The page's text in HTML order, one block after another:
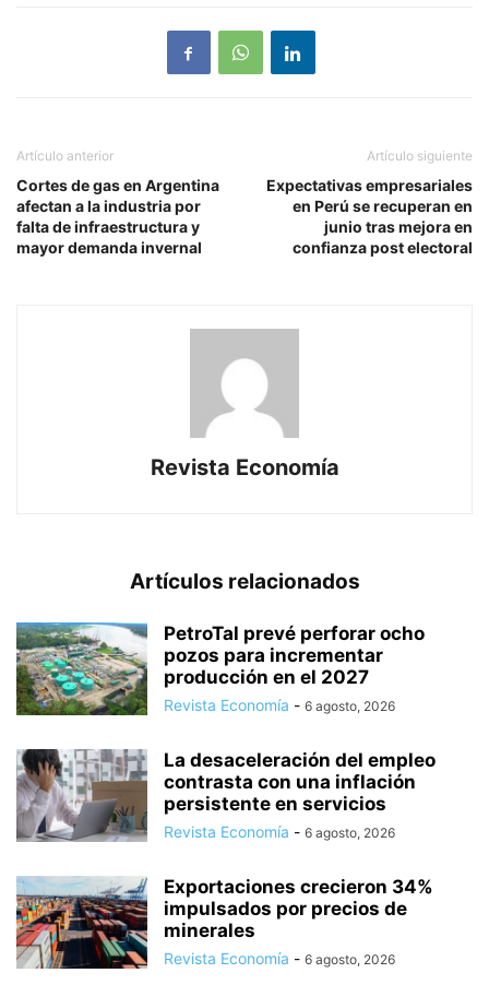
Artículo anterior
Cortes de gas en Argentina
afectan a la industria por
falta de infraestructura y
mayor demanda invernal
Artículo siguiente
Expectativas empresariales
en Perú se recuperan en
junio tras mejora en
confianza post electoral
Revista Economía
Artículos relacionados
PetroTal prevé perforar ocho
pozos para incrementar
producción en el 2027
Revista Economía - 6 agosto, 2026
La desaceleración del empleo
contrasta con una inflación
persistente en servicios
Revista Economía - 6 agosto, 2026
Exportaciones crecieron 34%
impulsados por precios de
minerales
Revista Economía - 6 agosto, 2026